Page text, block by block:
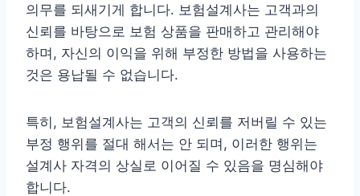
의무를 되새기게 합니다. 보험설계사는 고객과의
신뢰를 바탕으로 보험 상품을 판매하고 관리해야
하며, 자신의 이익을 위해 부정한 방법을 사용하는
것은 용납될 수 없습니다.
특히, 보험설계사는 고객의 신뢰를 저버릴 수 있는
부정 행위를 절대 해서는 안 되며, 이러한 행위는
설계사 자격의 상실로 이어질 수 있음을 명심해야
합니다.